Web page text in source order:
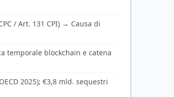
/ Art. 131 CPI) → Causa di
temporale blockchain e catena
2025); €3,8 mld. sequestri